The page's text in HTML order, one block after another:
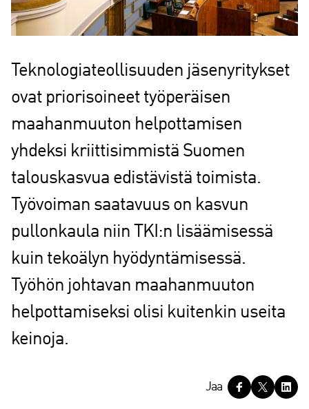
Teknologiateollisuuden jäsenyritykset
ovat priorisoineet työperäisen
maahanmuuton helpottamisen
yhdeksi kriittisimmistä Suomen
talouskasvua edistävistä toimista.
Työvoiman saatavuus on kasvun
pullonkaula niin TKI:n lisäämisessä
kuin tekoälyn hyödyntämisessä.
Työhön johtavan maahanmuuton
helpottamiseksi olisi kuitenkin useita
keinoja.
Jaa